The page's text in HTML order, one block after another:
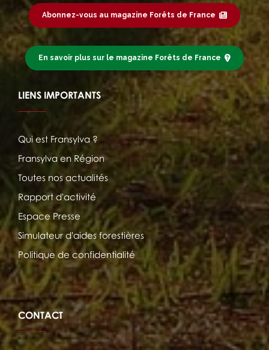
Abonnez-vous au magazine Forêts de France
En savoir plus sur le magazine Forêts de France
LIENS IMPORTANTS
Qui est Fransylva ?
Fransylva en Région
Toutes nos actualités
Rapport d'activité
Espace Presse
Simulateur d'aides forestières
Politique de confidentialité
CONTACT